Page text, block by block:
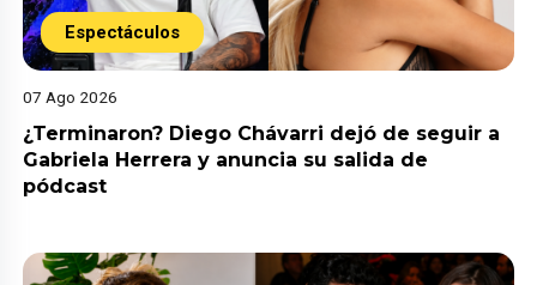
Espectáculos
07 Ago 2026
¿Terminaron? Diego Chávarri dejó de seguir a
Gabriela Herrera y anuncia su salida de
pódcast